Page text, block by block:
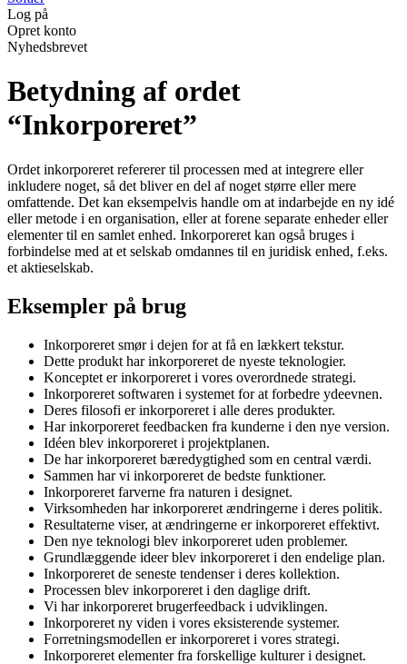
Log på
Opret konto
Nyhedsbrevet
Betydning af ordet
“Inkorporeret”
Ordet inkorporeret refererer til processen med at integrere eller
inkludere noget, så det bliver en del af noget større eller mere
omfattende. Det kan eksempelvis handle om at indarbejde en ny idé
eller metode i en organisation, eller at forene separate enheder eller
elementer til en samlet enhed. Inkorporeret kan også bruges i
forbindelse med at et selskab omdannes til en juridisk enhed, f.eks.
et aktieselskab.
Eksempler på brug
Inkorporeret smør i dejen for at få en lækkert tekstur.
Dette produkt har inkorporeret de nyeste teknologier.
Konceptet er inkorporeret i vores overordnede strategi.
Inkorporeret softwaren i systemet for at forbedre ydeevnen.
Deres filosofi er inkorporeret i alle deres produkter.
Har inkorporeret feedbacken fra kunderne i den nye version.
Idéen blev inkorporeret i projektplanen.
De har inkorporeret bæredygtighed som en central værdi.
Sammen har vi inkorporeret de bedste funktioner.
Inkorporeret farverne fra naturen i designet.
Virksomheden har inkorporeret ændringerne i deres politik.
Resultaterne viser, at ændringerne er inkorporeret effektivt.
Den nye teknologi blev inkorporeret uden problemer.
Grundlæggende ideer blev inkorporeret i den endelige plan.
Inkorporeret de seneste tendenser i deres kollektion.
Processen blev inkorporeret i den daglige drift.
Vi har inkorporeret brugerfeedback i udviklingen.
Inkorporeret ny viden i vores eksisterende systemer.
Forretningsmodellen er inkorporeret i vores strategi.
Inkorporeret elementer fra forskellige kulturer i designet.